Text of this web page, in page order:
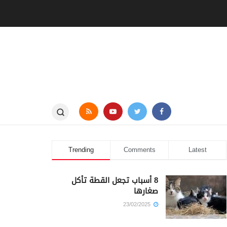
Trending Comments Latest
8 أسباب تجعل القطة تأكل
صغارها